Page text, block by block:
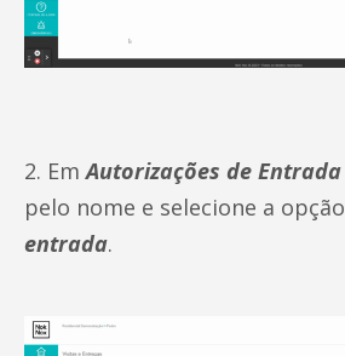
2. Em Autorizações de Entrada
pelo nome e selecione a opção
entrada.